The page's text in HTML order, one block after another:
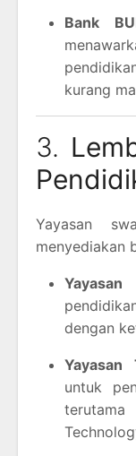
Bank
kurang
3.
Yayasan
menyediakan
dengan
Yayasan
untuk